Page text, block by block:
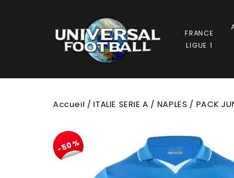
FRANCE
LIGUE 1
Accueil /ITALIE SERIE A / NAPLES / PACK
-50%